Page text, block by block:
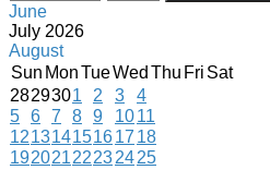
June
July 2026
August
Sun MonTueWed Thu Fri Sat
2829301 2 3
4
5 6 7 8 9 1011
121314151617 18
19202122232425